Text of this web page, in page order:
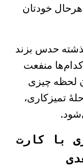
خودتان
حدس بزند
منفعت
چیزی
تمیزکاری،
با کارت